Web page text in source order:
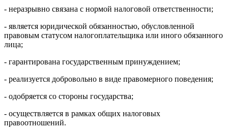
- неразрывно связана с нормой налоговой ответственности;
- является юридической обязанностью, обусловленной
правовым статусом налогоплательщика или иного обязанного
лица;
- гарантирована государственным принуждением;
- реализуется добровольно в виде правомерного поведения;
- одобряется со стороны государства;
- осуществляется в рамках общих налоговых
правоотношений.